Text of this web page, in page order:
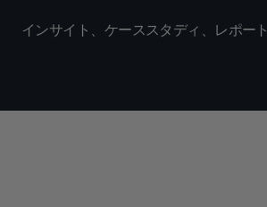
インサイト、ケーススタディ、レポート